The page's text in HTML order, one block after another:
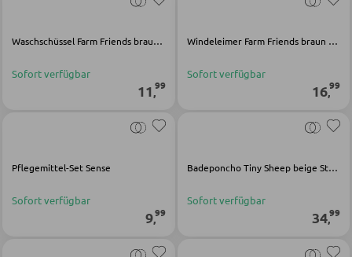
Bürostühle
Waschschüssel Farm Friends braun Polypropylen
Sofort verfügbar
11,99
Windeleimer Farm Friends braun Polypropylen
Sofort verfügbar
16,99
Pflegemittel-Set Sense
Sofort verfügbar
9,99
Badeponcho Tiny Sheep beige Stoff
Sofort verfügbar
34,99